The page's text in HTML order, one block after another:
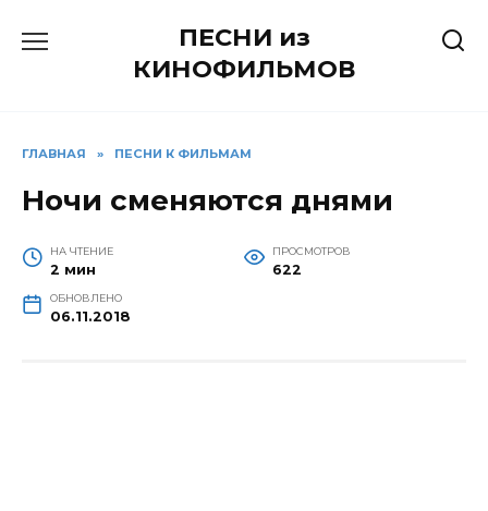
ПЕСНИ из
КИНОФИЛЬМОВ
ГЛАВНАЯ » ПЕСНИ К ФИЛЬМАМ
Ночи сменяются днями
НА ЧТЕНИЕ
2 мин
ПРОСМОТРОВ
622
ОБНОВЛЕНО
06.11.2018